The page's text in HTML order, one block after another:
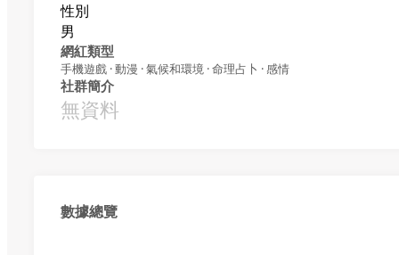
性別
男
網紅類型
手機遊戲 · 動漫 · 氣候和環境 · 命理占卜 · 感情
社群簡介
無資料
數據總覽